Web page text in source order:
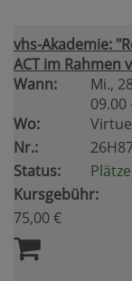
vhs-Akademie:
ACT im Rahmen
Wann:
Mi.,
09.00
Wo:
Nr.:
Status:
Kursgebühr:
75,00 €